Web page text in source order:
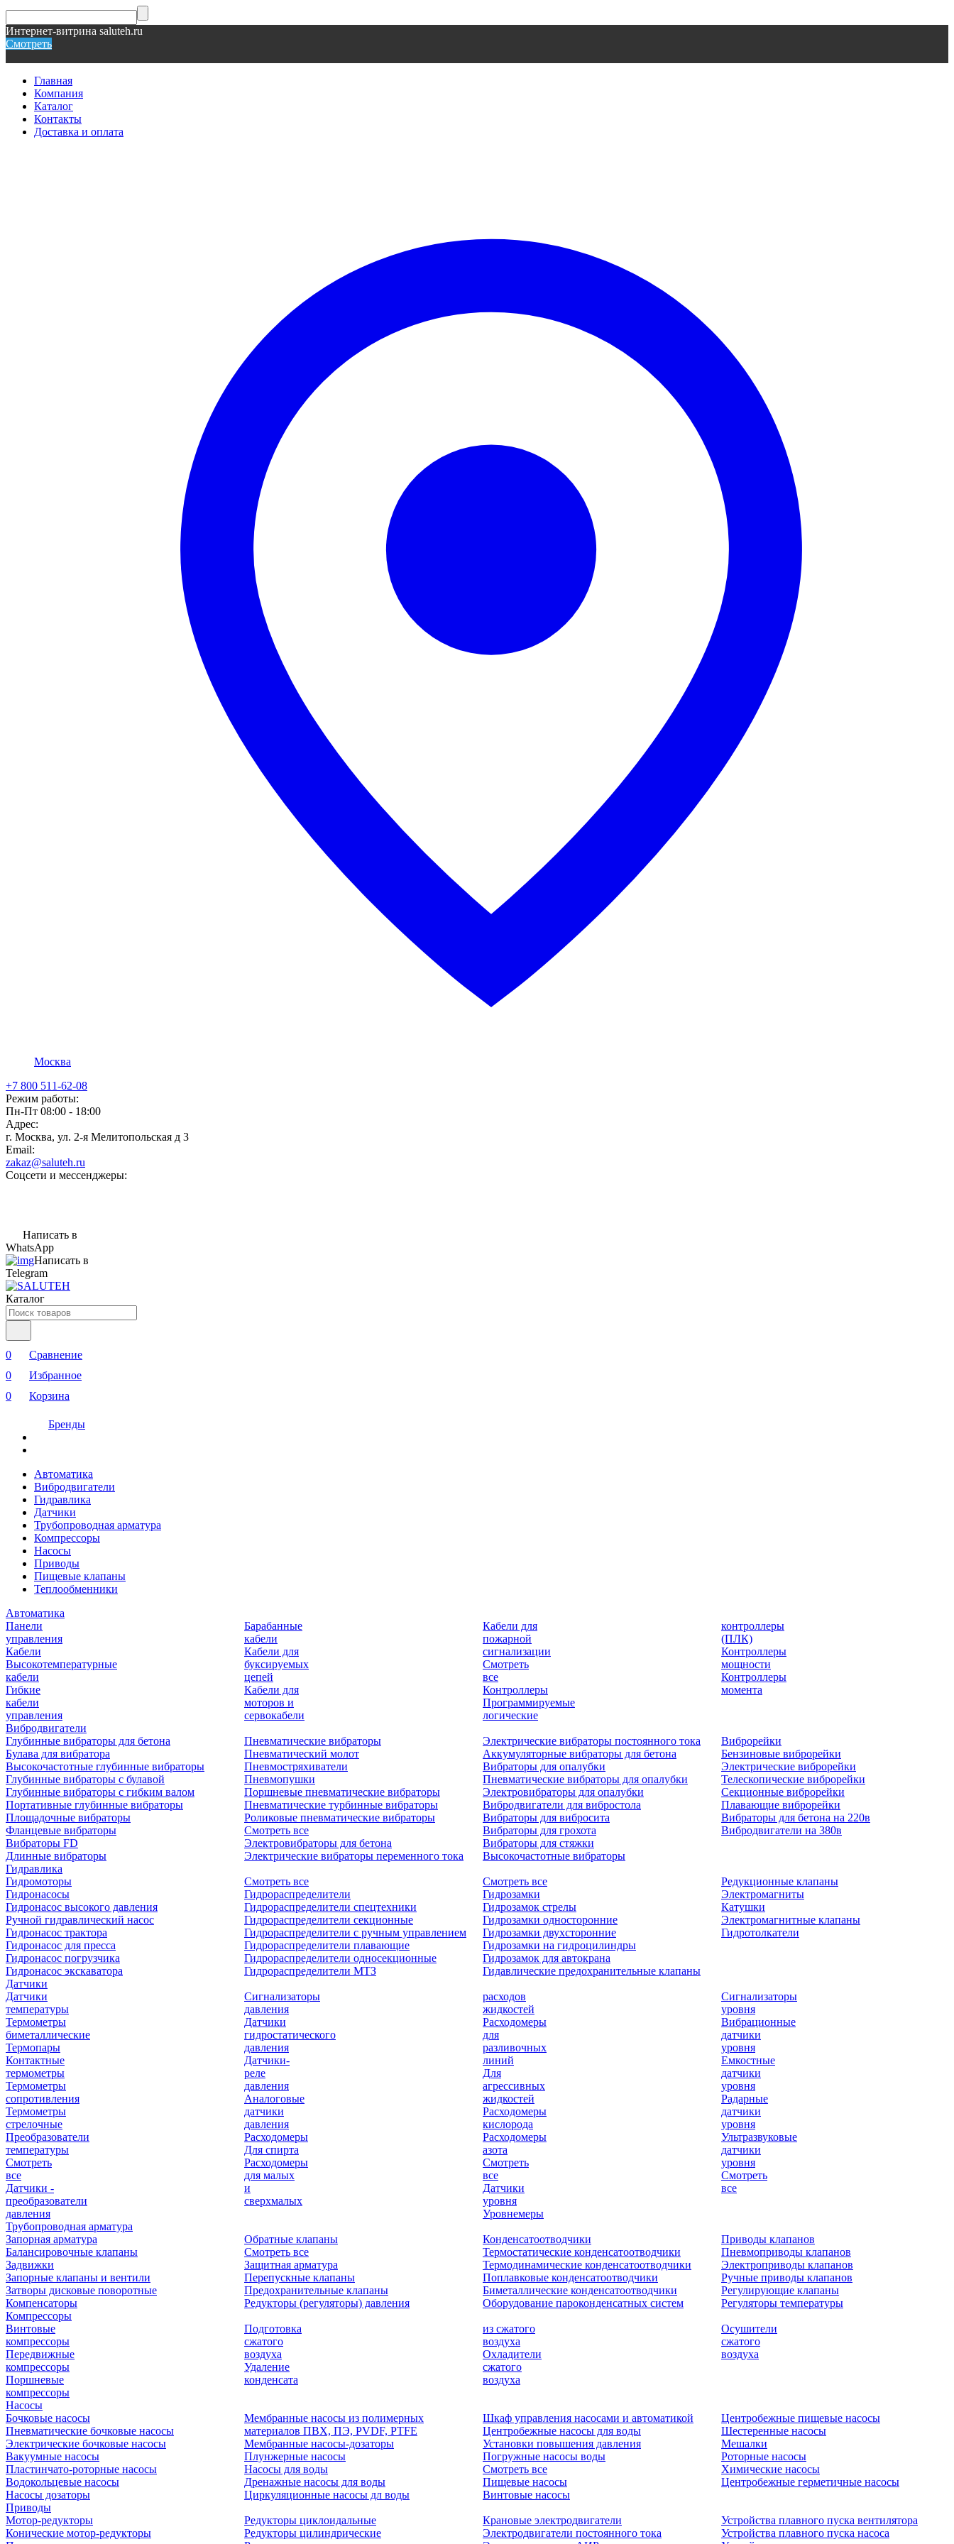
Интернет-витрина saluteh.ru
Смотреть
Главная
Компания
Каталог
Контакты
Доставка и оплата
Москва
+7 800 511-62-08
Режим работы:
Пн-Пт 08:00 - 18:00
Адрес:
г. Москва, ул. 2-я Мелитопольская д 3
Email:
zakaz@saluteh.ru
Соцсети и мессенджеры:
Написать в
WhatsApp
Написать в
Telegram
Каталог
0
Сравнение
0
Избранное
0
Корзина
Бренды
Автоматика
Вибродвигатели
Гидравлика
Датчики
Трубопроводная арматура
Компрессоры
Насосы
Приводы
Пищевые клапаны
Теплообменники
Автоматика
Панели
управления
Кабели
Высокотемпературные
кабели
Гибкие
кабели
управления
Барабанные
кабели
Кабели для
буксируемых
цепей
Кабели для
моторов и
сервокабели
Кабели для
пожарной
сигнализации
Смотреть
все
Контроллеры
Программируемые
логические
контроллеры
(ПЛК)
Контроллеры
мощности
Контроллеры
момента
Вибродвигатели
Глубинные вибраторы для бетона
Булава для вибратора
Высокочастотные глубинные вибраторы
Глубинные вибраторы с булавой
Глубинные вибраторы с гибким валом
Портативные глубинные вибраторы
Площадочные вибраторы
Фланцевые вибраторы
Вибраторы FD
Длинные вибраторы
Пневматические вибраторы
Пневматический молот
Пневмостряхиватели
Пневмопушки
Поршневые пневматические вибраторы
Пневматические турбинные вибраторы
Роликовые пневматические вибраторы
Смотреть все
Электровибраторы для бетона
Электрические вибраторы переменного тока
Электрические вибраторы постоянного тока
Аккумуляторные вибраторы для бетона
Вибраторы для опалубки
Пневматические вибраторы для опалубки
Электровибраторы для опалубки
Вибродвигатели для вибростола
Вибраторы для вибросита
Вибраторы для грохота
Вибраторы для стяжки
Высокочастотные вибраторы
Виброрейки
Бензиновые виброрейки
Электрические виброрейки
Телескопические виброрейки
Секционные виброрейки
Плавающие виброрейки
Вибраторы для бетона на 220в
Вибродвигатели на 380в
Гидравлика
Гидромоторы
Гидронасосы
Гидронасос высокого давления
Ручной гидравлический насос
Гидронасос трактора
Гидронасос для пресса
Гидронасос погрузчика
Гидронасос экскаватора
Смотреть все
Гидрораспределители
Гидрораспределители спецтехники
Гидрораспределители секционные
Гидрораспределители с ручным управлением
Гидрораспределители плавающие
Гидрораспределители односекционные
Гидрораспределители МТЗ
Смотреть все
Гидрозамки
Гидрозамок стрелы
Гидрозамки односторонние
Гидрозамки двухсторонние
Гидрозамки на гидроцилиндры
Гидрозамок для автокрана
Гидавлические предохранительные клапаны
Редукционные клапаны
Электромагниты
Катушки
Электромагнитные клапаны
Гидротолкатели
Датчики
Датчики
температуры
Термометры
биметаллические
Термопары
Контактные
термометры
Термометры
сопротивления
Термометры
стрелочные
Преобразователи
температуры
Смотреть
все
Датчики -
преобразователи
давления
Сигнализаторы
давления
Датчики
гидростатического
давления
Датчики-
реле
давления
Аналоговые
датчики
давления
Расходомеры
Для спирта
Расходомеры
для малых
и
сверхмалых
расходов
жидкостей
Расходомеры
для
разливочных
линий
Для
агрессивных
жидкостей
Расходомеры
кислорода
Расходомеры
азота
Смотреть
все
Датчики
уровня
Уровнемеры
Сигнализаторы
уровня
Вибрационные
датчики
уровня
Емкостные
датчики
уровня
Радарные
датчики
уровня
Ультразвуковые
датчики
уровня
Смотреть
все
Трубопроводная арматура
Запорная арматура
Балансировочные клапаны
Задвижки
Запорные клапаны и вентили
Затворы дисковые поворотные
Компенсаторы
Обратные клапаны
Смотреть все
Защитная арматура
Перепускные клапаны
Предохранительные клапаны
Редукторы (регуляторы) давления
Конденсатоотводчики
Термостатические конденсатоотводчики
Термодинамические конденсатоотводчики
Поплавковые конденсатоотводчики
Биметаллические конденсатоотводчики
Оборудование пароконденсатных систем
Приводы клапанов
Пневмоприводы клапанов
Электроприводы клапанов
Ручные приводы клапанов
Регулирующие клапаны
Регуляторы температуры
Компрессоры
Винтовые
компрессоры
Передвижные
компрессоры
Поршневые
компрессоры
Подготовка
сжатого
воздуха
Удаление
конденсата
из сжатого
воздуха
Охладители
сжатого
воздуха
Осушители
сжатого
воздуха
Насосы
Бочковые насосы
Пневматические бочковые насосы
Электрические бочковые насосы
Вакуумные насосы
Пластинчато-роторные насосы
Водокольцевые насосы
Насосы дозаторы
Мембранные насосы из полимерных
материалов ПВХ, ПЭ, PVDF, PTFE
Мембранные насосы-дозаторы
Плунжерные насосы
Насосы для воды
Дренажные насосы для воды
Циркуляционные насосы дл воды
Шкаф управления насосами и автоматикой
Центробежные насосы для воды
Установки повышения давления
Погружные насосы воды
Смотреть все
Пищевые насосы
Винтовые насосы
Центробежные пищевые насосы
Шестеренные насосы
Мешалки
Роторные насосы
Химические насосы
Центробежные герметичные насосы
Приводы
Мотор-редукторы
Конические мотор-редукторы
Редукторы циклоидальные
Редукторы цилиндрические
Крановые электродвигатели
Электродвигатели постоянного тока
Устройства плавного пуска вентилятора
Устройства плавного пуска насоса